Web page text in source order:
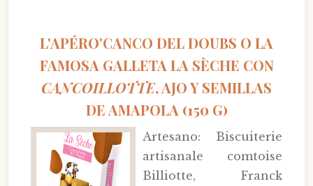
L'APÉRO'CANCO DEL DOUBS O LA
FAMOSA GALLETA LA SÈCHE CON
CANCOILLOTTE, AJO Y SEMILLAS
DE AMAPOLA (150 G)
Artesano: Biscuiterie
artisanale comtoise
Billiotte, Franck